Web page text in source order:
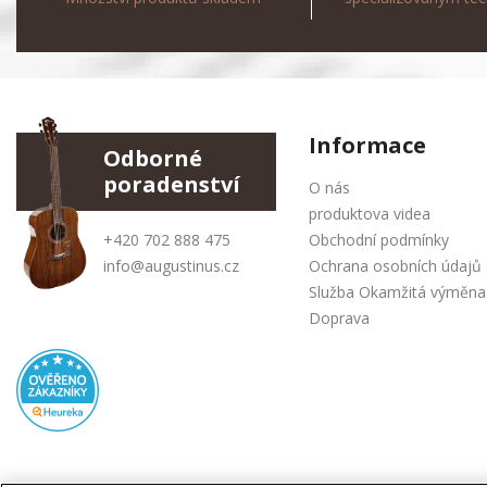
Odborné
poradenství
+420 702 888 475
info@augustinus.cz
Informace
O nás
produktova videa
Obchodní podmínky
Ochrana osobních údajů
Služba Okamžitá výměna
Doprava